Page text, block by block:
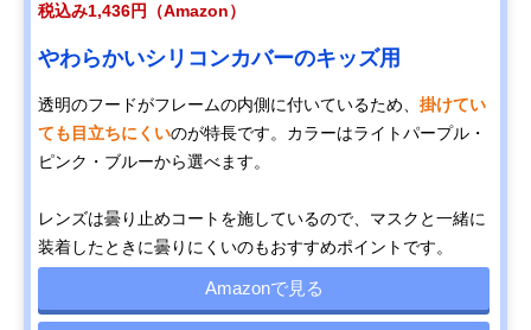
税込み1,436円（Amazon）
やわらかいシリコンカバーのキッズ用
透明のフードがフレームの内側に付いているため、 掛けてい
ても目立ちにくいのが特長です。カラーはライトパープル・
ピンク・ブルーから選べます。
レンズは曇り止めコートを施しているので、マスクと一緒に
装着したときに曇りにくいのもおすすめポイントです。
Amazonで見る